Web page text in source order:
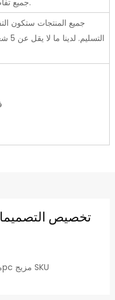
تخصيص
3. MOQ: 10pc/SKU ، ما لا يقل عن 50pc مزيج SKU